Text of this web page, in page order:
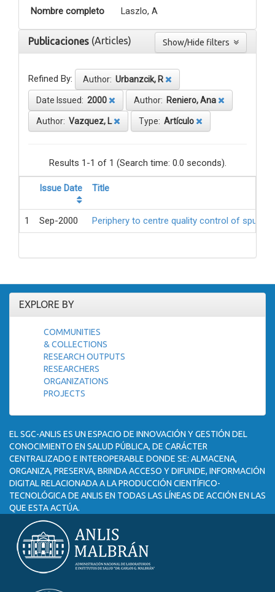
Nombre completo Laszlo, A
Publicaciones (Articles)
Refined By: Author: Urbanzcik, R
Date Issued: 2000 Author: Reniero, Ana
Author: Vazquez, L Type: Artículo
Results 1-1 of 1 (Search time: 0.0 seconds).
Issue Date Title
1 Sep-2000 Periphery to centre quality control of
EXPLORE BY
COMMUNITIES
& COLLECTIONS
RESEARCH OUTPUTS
RESEARCHERS
ORGANIZATIONS
PROJECTS
EL SGC-ANLIS ES UN ESPACIO DE INNOVACIÓN Y GESTIÓN DEL
CONOCIMIENTO EN SALUD PÚBLICA, DE CARÁCTER
CENTRALIZADO E INTEROPERABLE DONDE SE: ALMACENA,
ORGANIZA, PRESERVA, BRINDA ACCESO Y DIFUNDE, INFORMACIÓN
DIGITAL RELACIONADA A LA PRODUCCIÓN CIENTÍFICO-
TECNOLÓGICA DE ANLIS EN TODAS LAS LÍNEAS DE ACCIÓN EN LAS
QUE ESTA ACTÚA.